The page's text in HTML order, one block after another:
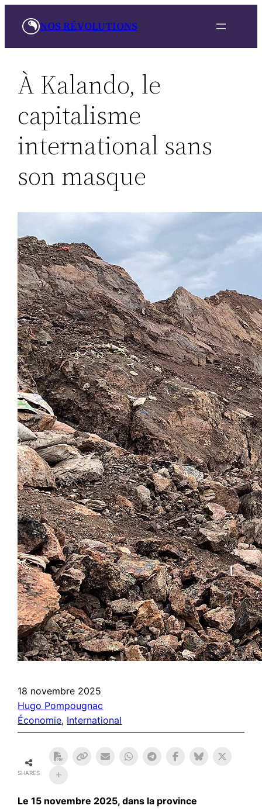
NOS RÉVOLUTIONS
À Kalando, le
capitalisme
international sans
son masque
18 novembre 2025
Hugo Pompougnac
Économie, International
SHARES
Le 15 novembre 2025, dans la province